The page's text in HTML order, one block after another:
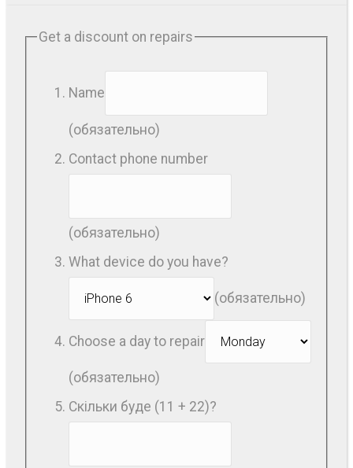
Get a discount on repairs
Name
(обязательно)
Contact phone number
(обязательно)
What device do you have?
(обязательно)
Choose a day to repair
(обязательно)
Скільки буде (11 + 22)?